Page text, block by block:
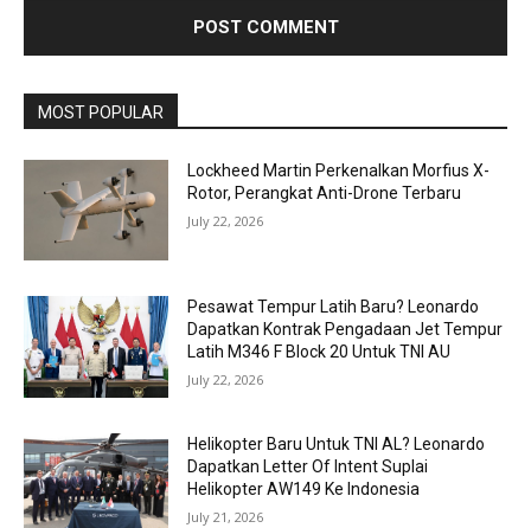
MOST POPULAR
Lockheed Martin Perkenalkan Morfius X-
Rotor, Perangkat Anti-Drone Terbaru
July 22, 2026
Pesawat Tempur Latih Baru? Leonardo
Dapatkan Kontrak Pengadaan Jet Tempur
Latih M346 F Block 20 Untuk TNI AU
July 22, 2026
Helikopter Baru Untuk TNI AL? Leonardo
Dapatkan Letter Of Intent Suplai
Helikopter AW149 Ke Indonesia
July 21, 2026